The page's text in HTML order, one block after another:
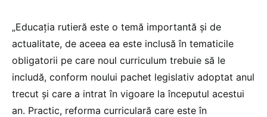
„Educația rutieră este o temă importantă și de
actualitate, de aceea ea este inclusă în tematicile
obligatorii pe care noul curriculum trebuie să le
includă, conform noului pachet legislativ adoptat anul
trecut și care a intrat în vigoare la începutul acestui
an. Practic, reforma curriculară care este în